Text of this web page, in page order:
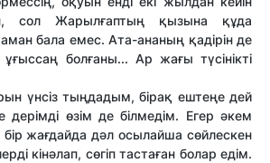
сол Жарылғаптың қызына құда
бала емес. Ата-ананың қадірін де
ұғыссаң болғаны... Ар жағы түсінікті
үнсіз тыңдадым, бірақ ештеңе дей
өзім де білмедім. Егер әкем
жағдайда дәл осылайша сөйлескен
кінәлап, сөгіп тастаған болар едім.